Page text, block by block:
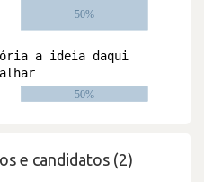
e candidatos (2)